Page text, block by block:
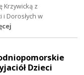
Krzywicką z
Dorosłych w
Dzieci